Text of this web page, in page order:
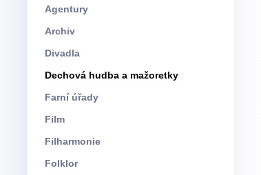
Agentury
Archiv
Divadla
Dechová hudba a mažoretky
Farní úřady
Film
Filharmonie
Folklor